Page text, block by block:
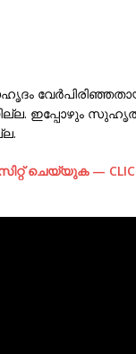
ഇപ്പോഴും
ചെയ്യുക — CLICK